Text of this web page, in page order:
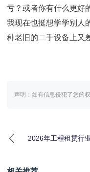
亏？或者你有什么更好
我现在也挺想学学别人
种老旧的二手设备上又
声明：如有信息侵犯了您的
2026年工程租赁行业